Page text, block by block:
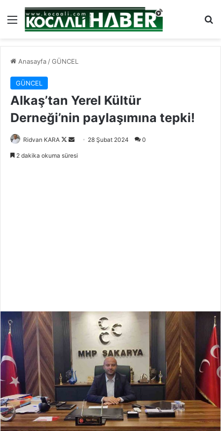
Menü
Anasayfa /GÜNCEL
GÜNCEL
Alkaş’tan Yerel Kültür
Derneği’nin paylaşımına tepki!
Ridvan KARA
Follow
Bir
28 Şubat 2024 0
2 dakika okuma süresi